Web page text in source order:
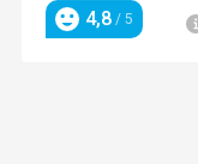
Hodnotenie
4,8 / 5